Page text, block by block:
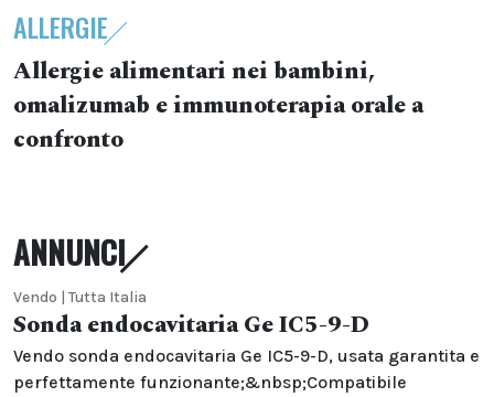
ALLERGIE
Allergie alimentari nei bambini,
omalizumab e immunoterapia orale a
confronto
ANNUNCI
Vendo | Tutta Italia
Sonda endocavitaria Ge IC5-9-D
Vendo sonda endocavitaria Ge IC5-9-D, usata garantita e
perfettamente funzionante;&nbsp;Compatibile